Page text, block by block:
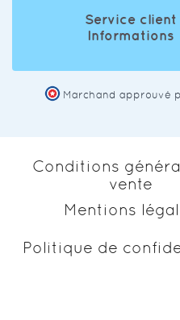
Service client
Informations
Marchand approuvé
Conditions
vente
Mentions
Politique de